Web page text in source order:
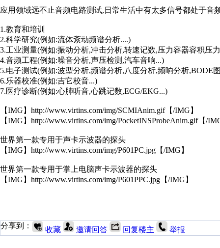
应用领域远不止音频电路测试,日常生活中有太多信号都处于音
1.教育和培训
2.科学研究(例如:流体紊动频谱分析....)
3.工业测量(例如:振动分析,冲击分析,转速记数,压力容器容积压
4.音频工程(例如:噪音分析,声压检测,汽车音响...)
5.电子测试(例如:波型分析,频谱分析,八度分析,频响分析,BODE
6.乐器校准(例如:吉它校音...)
7.医疗诊断(例如:心肺听音,心跳记数,ECG/EKG...)
【IMG】http://www.virtins.com/img/SCMIAnim.gif【/IMG】
【IMG】http://www.virtins.com/img/PocketINSProbeAnim.gif【/
世界第一款专用于声卡示波器的探头
【IMG】http://www.virtins.com/img/P601PC.jpg【/IMG】
世界第一款专用于掌上电脑声卡示波器的探头
【IMG】http://www.virtins.com/img/P601PPC.jpg【/IMG】
分享到： 收藏 邀请回答 回复楼主 举报